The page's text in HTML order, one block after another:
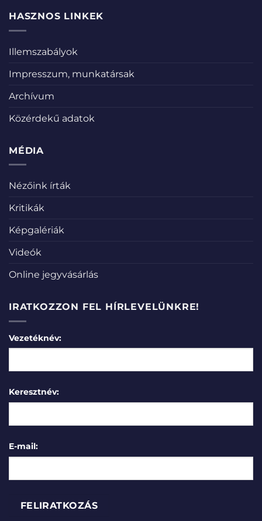
HASZNOS LINKEK
Illemszabályok
Impresszum, munkatársak
Archívum
Közérdekű adatok
MÉDIA
Nézőink írták
Kritikák
Képgalériák
Videók
Online jegyvásárlás
IRATKOZZON FEL HÍRLEVELÜNKRE!
Vezetéknév:
Keresztnév:
E-mail: